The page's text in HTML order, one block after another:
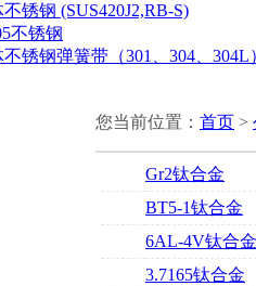
锈钢 (SUS420J2,RB-S)
不锈钢
锈钢弹簧带（301、304、304L
您当前位置： 首页 >
Gr2钛合金
BT5-1钛合金
6AL-4V钛合金
3.7165钛合金